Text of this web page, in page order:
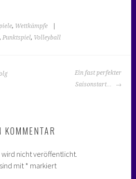
, Wettkämpfe
,Punktspiel, Volleyball
Ein fast perfekter
Saisonstart…
wird nicht veröffentlicht.
mit * markiert